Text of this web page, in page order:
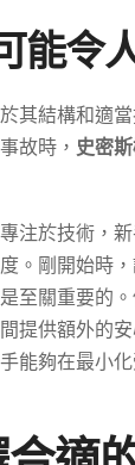
能令
其結構和適
故時， 史密
注於技術，
。剛開始時
至關重要的
提供額外的
能夠在最小